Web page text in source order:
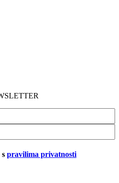
s pravilima privatnosti